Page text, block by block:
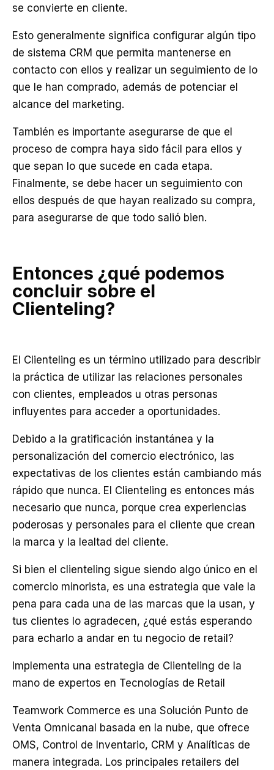
se convierte en cliente.
Esto generalmente significa configurar algún tipo
de sistema CRM que permita mantenerse en
contacto con ellos y realizar un seguimiento de lo
que le han comprado, además de potenciar el
alcance del marketing.
También es importante asegurarse de que el
proceso de compra haya sido fácil para ellos y
que sepan lo que sucede en cada etapa.
Finalmente, se debe hacer un seguimiento con
ellos después de que hayan realizado su compra,
para asegurarse de que todo salió bien.
Entonces ¿qué podemos
concluir sobre el
Clienteling?
El Clienteling es un término utilizado para describir
la práctica de utilizar las relaciones personales
con clientes, empleados u otras personas
influyentes para acceder a oportunidades.
Debido a la gratificación instantánea y la
personalización del comercio electrónico, las
expectativas de los clientes están cambiando más
rápido que nunca. El Clienteling es entonces más
necesario que nunca, porque crea experiencias
poderosas y personales para el cliente que crean
la marca y la lealtad del cliente.
Si bien el clienteling sigue siendo algo único en el
comercio minorista, es una estrategia que vale la
pena para cada una de las marcas que la usan, y
tus clientes lo agradecen, ¿qué estás esperando
para echarlo a andar en tu negocio de retail?
Implementa una estrategia de Clienteling de la
mano de expertos en Tecnologías de Retail
Teamwork Commerce es una Solución Punto de
Venta Omnicanal basada en la nube, que ofrece
OMS, Control de Inventario, CRM y Analíticas de
manera integrada. Los principales retailers del